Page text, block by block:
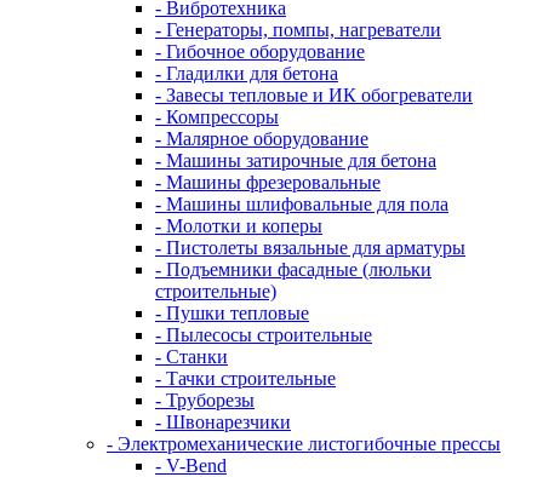
- Вибротехника
- Генераторы, помпы, нагреватели
- Гибочное оборудование
- Гладилки для бетона
- Завесы тепловые и ИК обогреватели
- Компрессоры
- Малярное оборудование
- Машины затирочные для бетона
- Машины фрезеровальные
- Машины шлифовальные для пола
- Молотки и коперы
- Пистолеты вязальные для арматуры
- Подъемники фасадные (люльки
строительные)
- Пушки тепловые
- Пылесосы строительные
- Станки
- Тачки строительные
- Труборезы
- Швонарезчики
- Электромеханические листогибочные прессы
- V-Bend